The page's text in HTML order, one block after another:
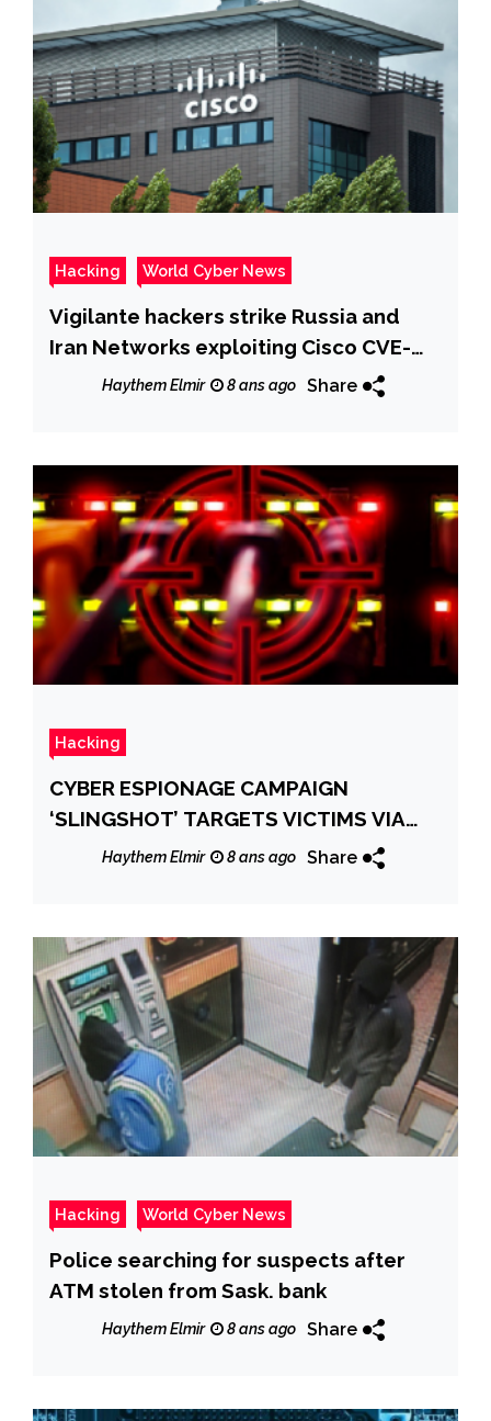
Hacking World Cyber News
Vigilante hackers strike Russia and
Iran Networks exploiting Cisco CVE-
2018-0171 flaw
Haythem Elmir 8 ans ago Share
Hacking
CYBER ESPIONAGE CAMPAIGN
‘SLINGSHOT’ TARGETS VICTIMS VIA
ROUTERSHaythem Elmir 8 ans ago Share
Hacking World Cyber News
Police searching for suspects after
ATM stolen from Sask. bank
Haythem Elmir 8 ans ago Share